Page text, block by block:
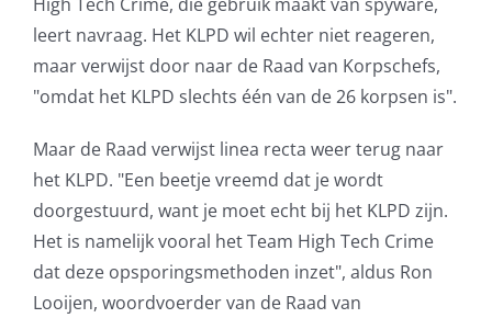
leert navraag. Het KLPD wil echter niet reageren,
maar verwijst door naar de Raad van Korpschefs,
"omdat het KLPD slechts één van de 26 korpsen is".
Maar de Raad verwijst linea recta weer terug naar
het KLPD. "Een beetje vreemd dat je wordt
doorgestuurd, want je moet echt bij het KLPD zijn.
Het is namelijk vooral het Team High Tech Crime
dat deze opsporingsmethoden inzet", aldus Ron
Looijen, woordvoerder van de Raad van